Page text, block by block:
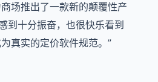
场推出了一款新的颠覆性产
到十分振奋，也很快乐看到
真实的定价软件规范。”